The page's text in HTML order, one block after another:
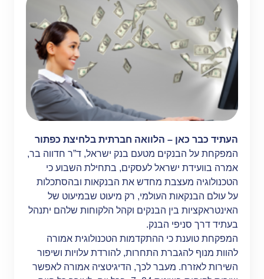
העתיד כבר כאן – הלוואה חברתית בלחיצת כפתור
המפקחת על הבנקים מטעם בנק ישראל, ד”ר חדווה בר,
אמרה בוועידת ישראל לעסקים, בתחילת השבוע כי
הטכנולוגיה מעצבת מחדש את הבנקאות ובהסתכלות
על עולם הבנקאות העולמי, רק מיעוט שבמיעוט של
האינטראקציות בין הבנקים וקהל הלקוחות שלהם יתנהל
בעתיד דרך סניפי הבנק.
המפקחת טוענת כי ההתקדמות הטכנולוגית אמורה
להוות מנוף להגברת התחרות, להורדת עלויות ושיפור
השירות לאזרח. מעבר לכך, הדיגיטציה אמורה לאפשר